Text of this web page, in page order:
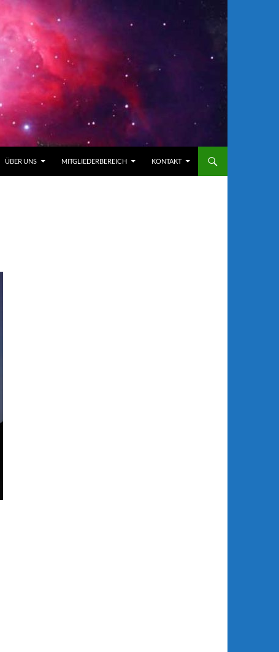
ÜBER UNS MITGLIEDERBEREICH KONTAKT